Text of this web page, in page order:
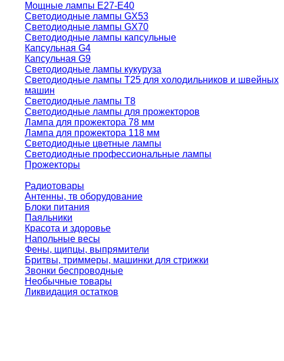
Мощные лампы E27-E40
Светодиодные лампы GX53
Светодиодные лампы GX70
Светодиодные лампы капсульные
Капсульная G4
Капсульная G9
Светодиодные лампы кукуруза
Светодиодные лампы T25 для холодильников и швейных
машин
Светодиодные лампы T8
Светодиодные лампы для прожекторов
Лампа для прожектора 78 мм
Лампа для прожектора 118 мм
Светодиодные цветные лампы
Светодиодные профессиональные лампы
Прожекторы
Радиотовары
Антенны, тв оборудование
Блоки питания
Паяльники
Красота и здоровье
Напольные весы
Фены, щипцы, выпрямители
Бритвы, триммеры, машинки для стрижки
Звонки беспроводные
Необычные товары
Ликвидация остатков